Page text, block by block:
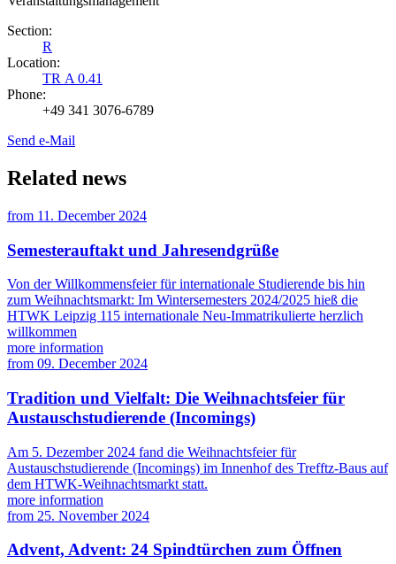
Section:
R
Location:
TR A 0.41
Phone:
+49 341 3076-6789
Send e-Mail
Related news
from 11. December 2024
Semesterauftakt und Jahresendgrüße
Von der Willkommensfeier für internationale Studierende bis hin
zum Weihnachtsmarkt: Im Wintersemesters 2024/2025 hieß die
HTWK Leipzig 115 internationale Neu-Immatrikulierte herzlich
willkommen
more information
from 09. December 2024
Tradition und Vielfalt: Die Weihnachtsfeier für
Austauschstudierende (Incomings)
Am 5. Dezember 2024 fand die Weihnachtsfeier für
Austauschstudierende (Incomings) im Innenhof des Trefftz-Baus auf
dem HTWK-Weihnachtsmarkt statt.
more information
from 25. November 2024
Advent, Advent: 24 Spindtürchen zum Öffnen